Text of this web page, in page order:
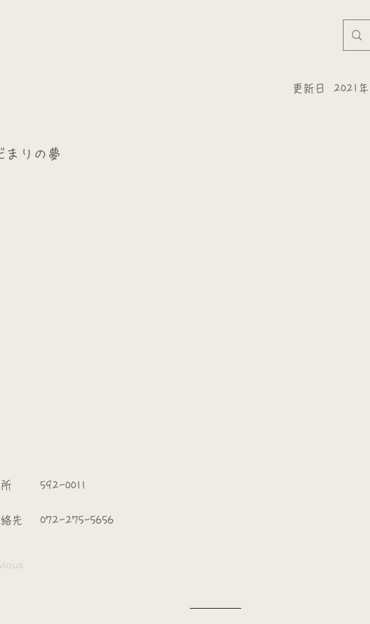
更新日 2021
まりの夢
​住所 592-0011
先 072-275-5656